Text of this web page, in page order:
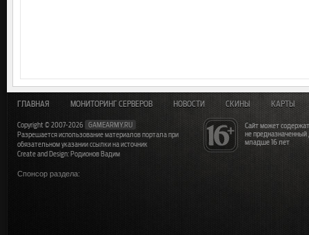
Сайт может
не
младше 16 лет
ГЛАВНАЯ МОНИТОРИНГ СЕРВЕРОВ НОВОСТИ СКИНЫ КАРТЫ
Copyright © 2007-2026
GAMEARMY.RU
Разрешается использование материалов портала при
обязательном указании ссылки на источник
Create and Design: Родионов Вадим
Спонсор раздела: